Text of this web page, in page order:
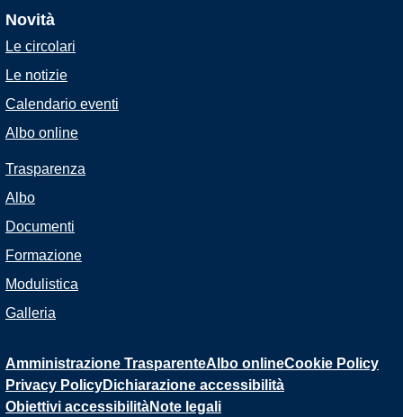
Novità
Le circolari
Le notizie
Calendario eventi
Albo online
Trasparenza
Albo
Documenti
Formazione
Modulistica
Galleria
Amministrazione TrasparenteAlbo onlineCookie Policy
Privacy PolicyDichiarazione accessibilità
Obiettivi accessibilitàNote legali